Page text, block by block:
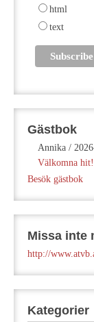
html
text
Gästbok
Annika /
Välkomna hit!
Besök gästbok
Missa inte
http://
Kategorier